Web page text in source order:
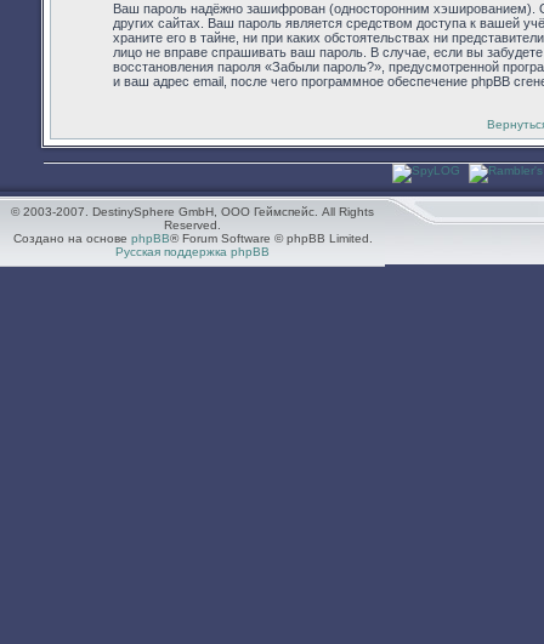
Ваш пароль надёжно зашифрован (односторонним хэшированием).
других сайтах. Ваш пароль является средством доступа к вашей
храните его в тайне, ни при каких обстоятельствах ни
лицо не вправе спрашивать ваш пароль. В случае, если вы
восстановления пароля «Забыли пароль?», предусмотренной
и ваш адрес email, после чего программное обеспечение phpBB
© 2003-2007. DestinySphere GmbH, ООО Геймспейс. All Rights
Reserved.
Создано на основе phpBB® Forum Software © phpBB Limited.
Русская поддержка phpBB